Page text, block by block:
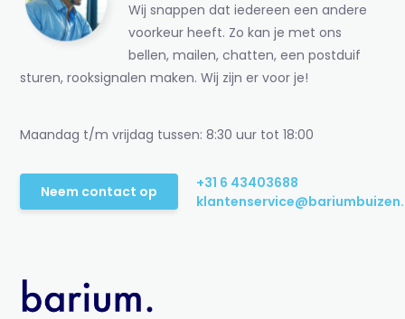
Wij snappen dat iedereen een andere
voorkeur heeft. Zo kan je met ons
bellen, mailen, chatten, een postduif
sturen, rooksignalen maken. Wij zijn er voor je!
Maandag t/m vrijdag tussen: 8:30 uur tot 18:00
Neem contact op
+31 6 43403688